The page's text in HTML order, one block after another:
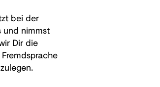
bei der
und nimmst
Dir die